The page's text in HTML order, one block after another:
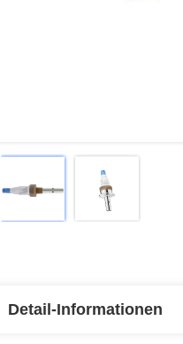
Detail-Informationen